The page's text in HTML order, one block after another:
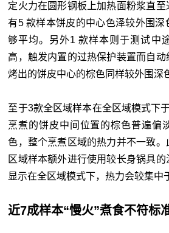
定火力在圆形钢板上加热面粉浆直至
有5 款样本饼皮的中心色泽较外围
够平均。另外1 款样本则于测试中
高，触发内置的过热保护装置而自
烤出的饼皮中心的棕色同样较外围深
至于3款全区域样本在全区域模式下
烹煮的饼皮中间位置的棕色普遍偏
色，整个烹煮区域的热力并不一致
区域样本额外进行使用较长身锅具
显示在全区域模式下，热力会较集中
近7成样本“慢火”煮食不符标